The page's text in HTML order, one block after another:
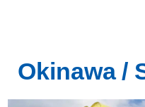
Okinawa /